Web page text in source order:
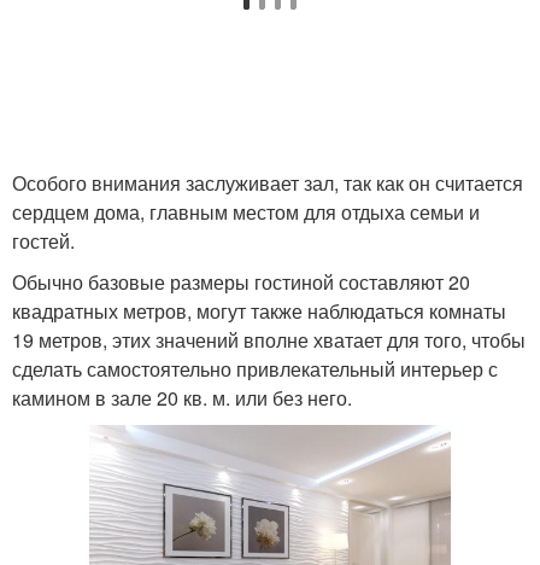
Особого внимания заслуживает зал, так как он считается
сердцем дома, главным местом для отдыха семьи и
гостей.
Обычно базовые размеры гостиной составляют 20
квадратных метров, могут также наблюдаться комнаты
19 метров, этих значений вполне хватает для того, чтобы
сделать самостоятельно привлекательный интерьер с
камином в зале 20 кв. м. или без него.